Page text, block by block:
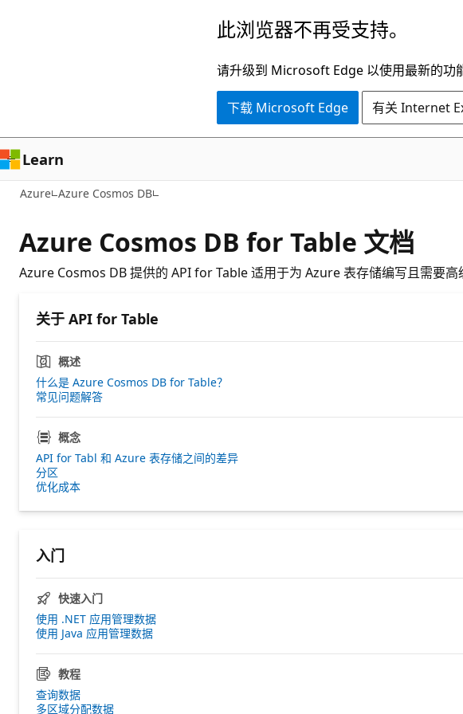
容
此浏览器不再受支持。
请升级到 Microsoft Edge 以使用最新的功
下载 Microsoft Edge 有关 Internet
Learn
Azure Azure Cosmos DB
Azure Cosmos DB for Table 文档
Azure Cosmos DB 提供的 API for Table 适用于为 Azure 表存储编写且需要高
关于 API for Table
概述
什么是 Azure Cosmos DB for Table？
常见问题解答
概念
API for Tabl 和 Azure 表存储之间的差异
分区
优化成本
入门
快速入门
使用 .NET 应用管理数据
使用 Java 应用管理数据
教程
查询数据
多区域分配数据